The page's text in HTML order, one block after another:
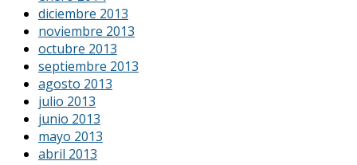
diciembre 2013
noviembre 2013
octubre 2013
septiembre 2013
agosto 2013
julio 2013
junio 2013
mayo 2013
abril 2013